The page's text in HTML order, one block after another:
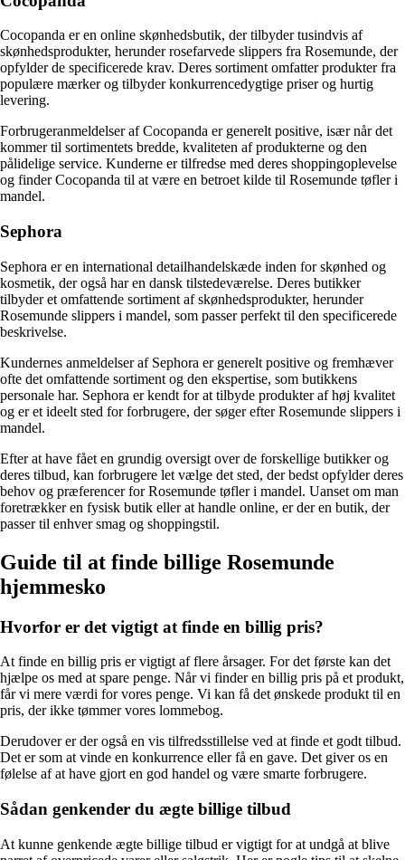
Cocopanda er en online skønhedsbutik, der tilbyder tusindvis af
skønhedsprodukter, herunder rosefarvede slippers fra Rosemunde, der
opfylder de specificerede krav. Deres sortiment omfatter produkter fra
populære mærker og tilbyder konkurrencedygtige priser og hurtig
levering.
Forbrugeranmeldelser af Cocopanda er generelt positive, især når det
kommer til sortimentets bredde, kvaliteten af ​​produkterne og den
pålidelige service. Kunderne er tilfredse med deres shoppingoplevelse
og finder Cocopanda til at være en betroet kilde til Rosemunde tøfler i
mandel.
Sephora
Sephora er en international detailhandelskæde inden for skønhed og
kosmetik, der også har en dansk tilstedeværelse. Deres butikker
tilbyder et omfattende sortiment af skønhedsprodukter, herunder
Rosemunde slippers i mandel, som passer perfekt til den specificerede
beskrivelse.
Kundernes anmeldelser af Sephora er generelt positive og fremhæver
ofte det omfattende sortiment og den ekspertise, som butikkens
personale har. Sephora er kendt for at tilbyde produkter af høj kvalitet
og er et ideelt sted for forbrugere, der søger efter Rosemunde slippers i
mandel.
Efter at have fået en grundig oversigt over de forskellige butikker og
deres tilbud, kan forbrugere let vælge det sted, der bedst opfylder deres
behov og præferencer for Rosemunde tøfler i mandel. Uanset om man
foretrækker en fysisk butik eller at handle online, er der en butik, der
passer til enhver smag og shoppingstil.
Guide til at finde billige Rosemunde
hjemmesko
Hvorfor er det vigtigt at finde en billig pris?
At finde en billig pris er vigtigt af flere årsager. For det første kan det
hjælpe os med at spare penge. Når vi finder en billig pris på et produkt,
får vi mere værdi for vores penge. Vi kan få det ønskede produkt til en
pris, der ikke tømmer vores lommebog.
Derudover er der også en vis tilfredsstillelse ved at finde et godt tilbud.
Det er som at vinde en konkurrence eller få en gave. Det giver os en
følelse af at have gjort en god handel og være smarte forbrugere.
Sådan genkender du ægte billige tilbud
At kunne genkende ægte billige tilbud er vigtigt for at undgå at blive